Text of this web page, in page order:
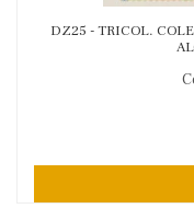
DZ25 - TRICOL.